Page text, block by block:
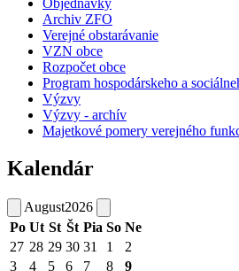
Objednávky
Archiv ZFO
Verejné obstarávanie
VZN obce
Rozpočet obce
Program hospodárskeho a
Výzvy
Výzvy - archív
Majetkové pomery verejného
Kalendár
August2026
Po Ut St Št Pia So Ne
27 28 29 30 31 1
2
3
4 5 6 7 8 9